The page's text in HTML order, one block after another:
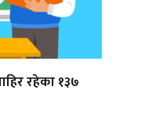
रहेका १३७